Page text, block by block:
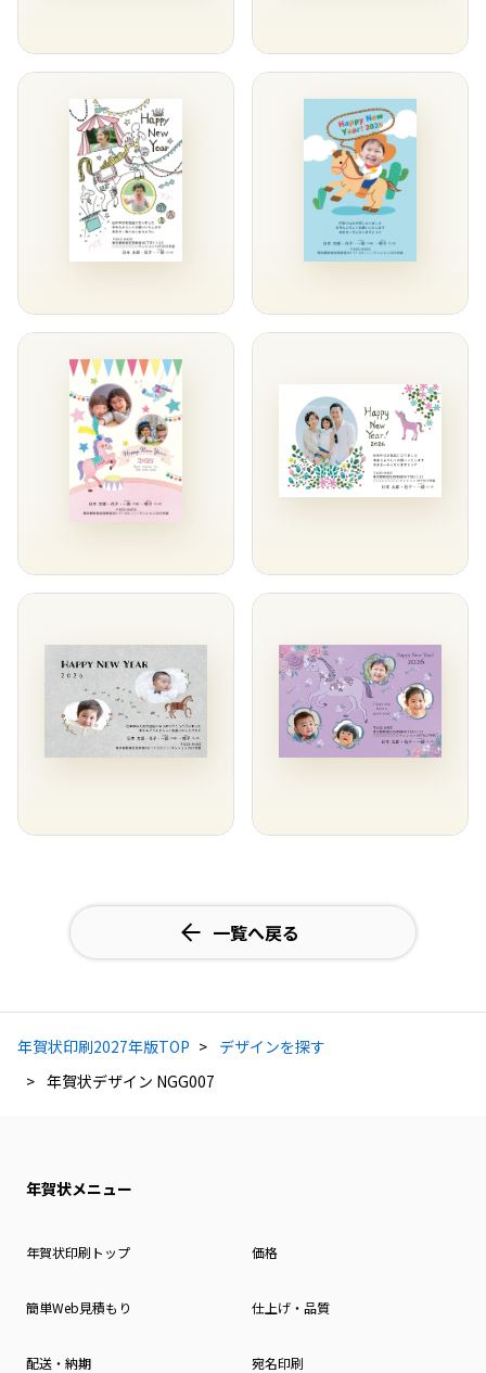
一覧へ戻る
年賀状印刷2027年版TOP
デザインを探す
年賀状デザイン NGG007
年賀状メニュー
年賀状印刷トップ 価格
簡単Web見積もり 仕上げ・品質
配送・納期 宛名印刷